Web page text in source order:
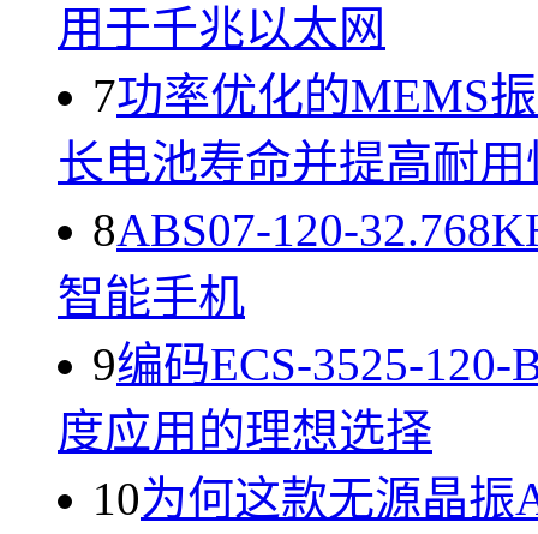
用于千兆以太网
7功率优化的MEMS
长电池寿命并提高耐用
8ABS07-120-
智能手机
9编码ECS-3525-
度应用的理想选择
10为何这款无源晶振